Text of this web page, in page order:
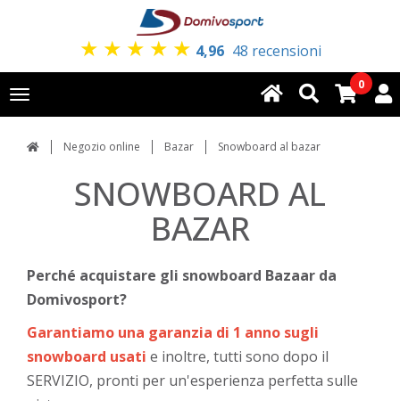
★ ★ ★ ★ ★ 4,96 48 recensioni
Toggle
navigation
0
Negozio online Bazar Snowboard al bazar
SNOWBOARD AL
BAZAR
Perché acquistare gli snowboard Bazaar da
Domivosport?
Garantiamo una garanzia di 1 anno sugli
snowboard usati e inoltre, tutti sono dopo il
SERVIZIO, pronti per un'esperienza perfetta sulle